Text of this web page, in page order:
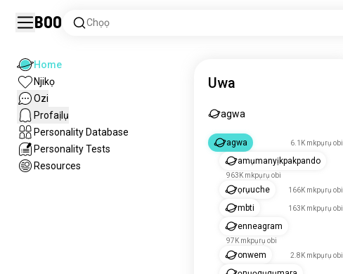
Boo Chọọ
Home
Njikọ
Ozi
Profaịlụ
Personality Database
Personality Tests
Resources
Uwa
agwa
agwa 6.1K mkpụrụ obi
amụmanyịkpakpando
963K mkpụrụ obi
ọrụuche 166K mkpụrụ obi
mbti 163K mkpụrụ obi
enneagram
97K mkpụrụ obi
onwem 2.8K mkpụrụ obi